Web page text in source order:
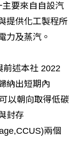
要來自自設汽
提供化工製程所
力及蒸汽。
前述本社 2022
納出短期內
以朝向取得低碳
封存
兩個